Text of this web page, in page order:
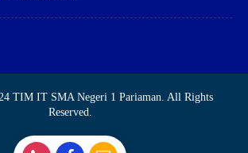
TIM IT SMA Negeri 1 Pariaman. All Rights
Reserved.